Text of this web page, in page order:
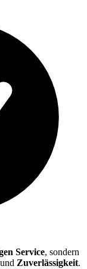
Service, sondern
und Zuverlässigkeit.